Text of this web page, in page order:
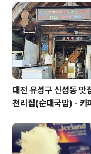
사이에 있다는 것을 의미
지는 않는 것을 내포한 것
대전 유성구 신성동 맛
천리집(순대국밥) - 카